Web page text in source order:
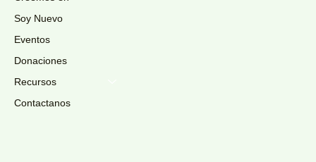
Soy Nuevo
Eventos
Donaciones
Recursos
Contactanos